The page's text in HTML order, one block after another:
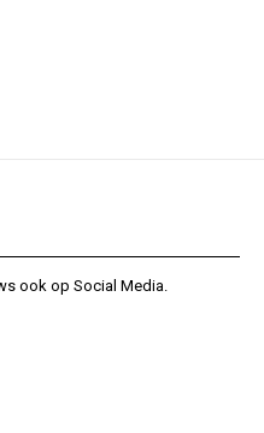
ook op Social Media.